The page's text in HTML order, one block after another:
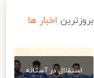
بروزترین اخبار ها
استقلال در آستانه